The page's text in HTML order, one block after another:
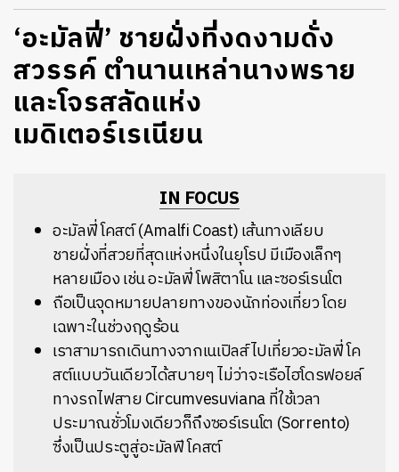
‘อะมัลฟี่’ ชายฝั่งที่งดงามดั่ง
สวรรค์ ตำนานเหล่านางพราย
และโจรสลัดแห่ง
เมดิเตอร์เรเนียน
IN FOCUS
อะมัลฟี่ โคสต์ (Amalfi Coast) เส้นทางเลียบ
ชายฝั่งที่สวยที่สุดแห่งหนึ่งในยุโรป มีเมืองเล็กๆ
หลายเมือง เช่น อะมัลฟี่ โพสิตาโน และซอร์เรนโต
ถือเป็นจุดหมายปลายทางของนักท่องเที่ยว โดย
เฉพาะในช่วงฤดูร้อน
เราสามารถเดินทางจากเนเปิลส์ไปเที่ยวอะมัลฟี่ โค
สต์แบบวันเดียวได้สบายๆ ไม่ว่าจะเรือไฮโดรฟอยล์
ทางรถไฟสาย Circumvesuviana ที่ใช้เวลา
ประมาณชั่วโมงเดียวก็ถึงซอร์เรนโต (Sorrento)
ซึ่งเป็นประตูสู่อะมัลฟี โคสต์